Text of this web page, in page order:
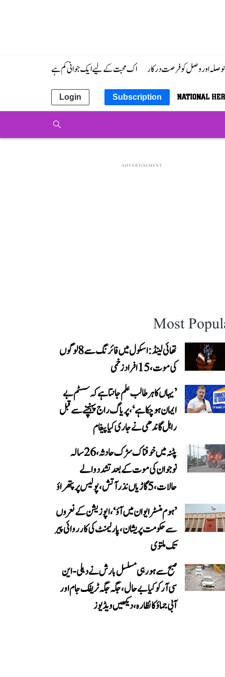
حوصلہ اور وصل کو فرصت درکار اک محبت کے لیے ایک جوانی کم ہے
Subscription
Login
ADVERTISEMENT
Most
تھائی لینڈ: اسکول میں فائرنگ سے 8 لوگوں
کی موت، 15 افراد زخمی
’یہاں کا ہر طالب علم جانتا ہے کہ سسٹم بے
ایمان ہو چکا ہے‘، پریاگ راج پہنچنے سے قبل
راہل گاندھی نے جاری کیا پیغام
پٹنہ میں خوفناک سڑک حادثہ، 26 سالہ
نوجوان کی موت کے بعد تشدد والے
حالات، 5 گاڑیاں نذر آتش، پولیس پر پتھراؤ
’ہوم منسٹر ایوان میں آؤ‘، اپوزیشن کے نعروں
سے حکومت پریشان، پارلیمنٹ کی کارروائی پیر
تک ملتوی
صبح سے ہو رہی مسلسل بارش نے دہلی-این
سی آر کو کیا بے حال، جگہ جگہ ٹریفک جام اور
آبی جماؤ کا نظارہ، دیکھیں ویڈیوز